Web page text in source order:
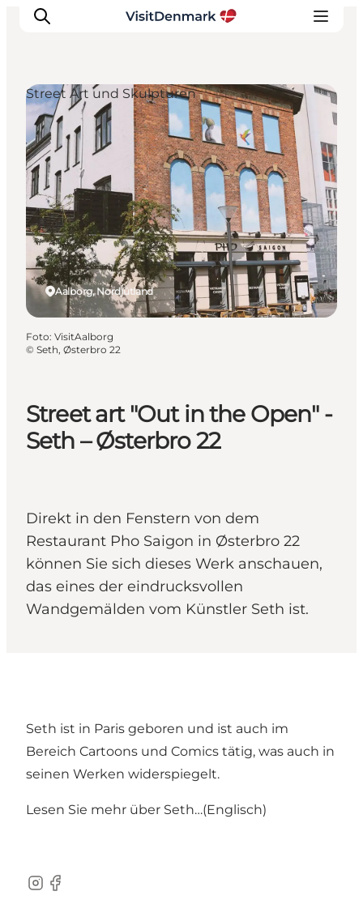
Inspiration
Regionen
Erlebnisse
Unterkünfte
Reiseplanung
Street art "Out in the Open" -
Seth – Østerbro 22
Direkt in den Fenstern von dem
Restaurant Pho Saigon in Østerbro 22
können Sie sich dieses Werk anschauen,
das eines der eindrucksvollen
Wandgemälden vom Künstler Seth ist.
Aalborg, Nordjütland
Street Art und Skulpturen
Foto: VisitAalborg
© Seth, Østerbro 22
Seth ist in Paris geboren und ist auch im
Bereich Cartoons und Comics tätig, was auch in
seinen Werken widerspiegelt.
Lesen Sie mehr über Seth…(Englisch)
Instagram
Facebook